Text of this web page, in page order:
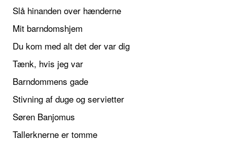
Slå hinanden over hænderne
Mit barndomshjem
Du kom med alt det der var dig
Tænk, hvis jeg var
Barndommens gade
Stivning af duge og servietter
Søren Banjomus
Tallerknerne er tomme